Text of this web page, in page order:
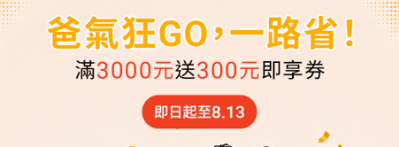
5.
若您的班機延誤超過表訂抵達時間 4小時（含）
以
上，請主動聯繫客服中心。客服將盡力協助重新安
排；若因車輛調度不足，該筆訂單將取消並全額退
費。若您抵達台灣後仍需用車，請聯繫「55688
小時前取消才可全額退費)